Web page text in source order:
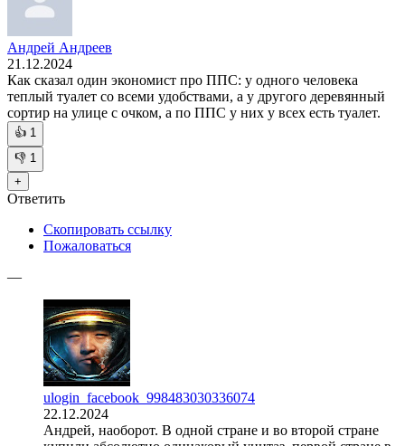
Андрей Андреев
21.12.2024
Как сказал один экономист про ППС: у одного человека
теплый туалет со всеми удобствами, а у другого деревянный
сортир на улице с очком, а по ППС у них у всех есть туалет.
👍 1
👎 1
+
Ответить
Скопировать ссылку
Пожаловаться
—
ulogin_facebook_998483030336074
22.12.2024
Андрей, наоборот. В одной стране и во второй стране